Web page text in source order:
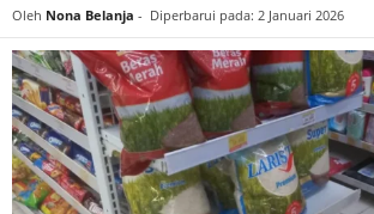
Oleh Nona Belanja - Diperbarui pada: 2 Januari 2026